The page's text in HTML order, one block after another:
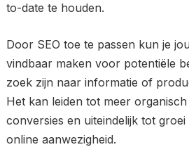
to-date te houden.
Door SEO toe te passen kun je
vindbaar maken voor potentiële
zoek zijn naar informatie of
Het kan leiden tot meer
conversies en uiteindelijk tot
online aanwezigheid.